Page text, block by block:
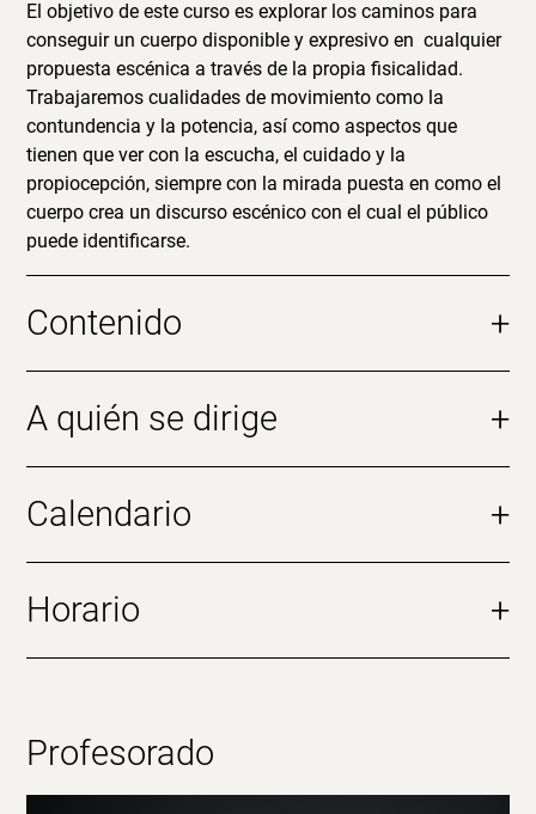
El objetivo de este curso es explorar los caminos para
conseguir un cuerpo disponible y expresivo en cualquier
propuesta escénica a través de la propia fisicalidad.
Trabajaremos cualidades de movimiento como la
contundencia y la potencia, así como aspectos que
tienen que ver con la escucha, el cuidado y la
propiocepción, siempre con la mirada puesta en como el
cuerpo crea un discurso escénico con el cual el público
puede identificarse.
Contenido +
A quién se dirige +
Calendario +
Horario +
Profesorado